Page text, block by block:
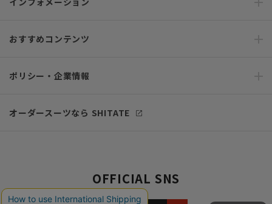
おすすめコンテンツ
ポリシー・企業情報
オーダースーツなら SHITATE
OFFICIAL SNS